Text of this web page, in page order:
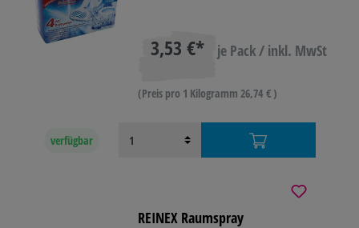
3,53 €* je Pack / inkl. MwSt
(Preis pro 1 Kilogramm 26,74 € )
verfügbar
REINEX Raumspray